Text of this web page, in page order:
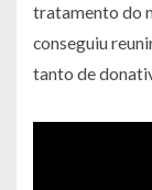
tratamento do
conseguiu
tanto de